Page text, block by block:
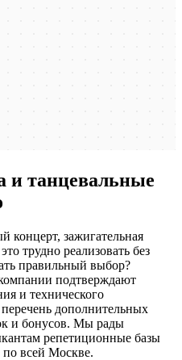
и танцевальные
концерт, зажигательная
трудно реализовать без
правильный выбор?
подтверждают
и технического
дополнительных
и бонусов. Мы рады
репетиционные базы
всей Москве.